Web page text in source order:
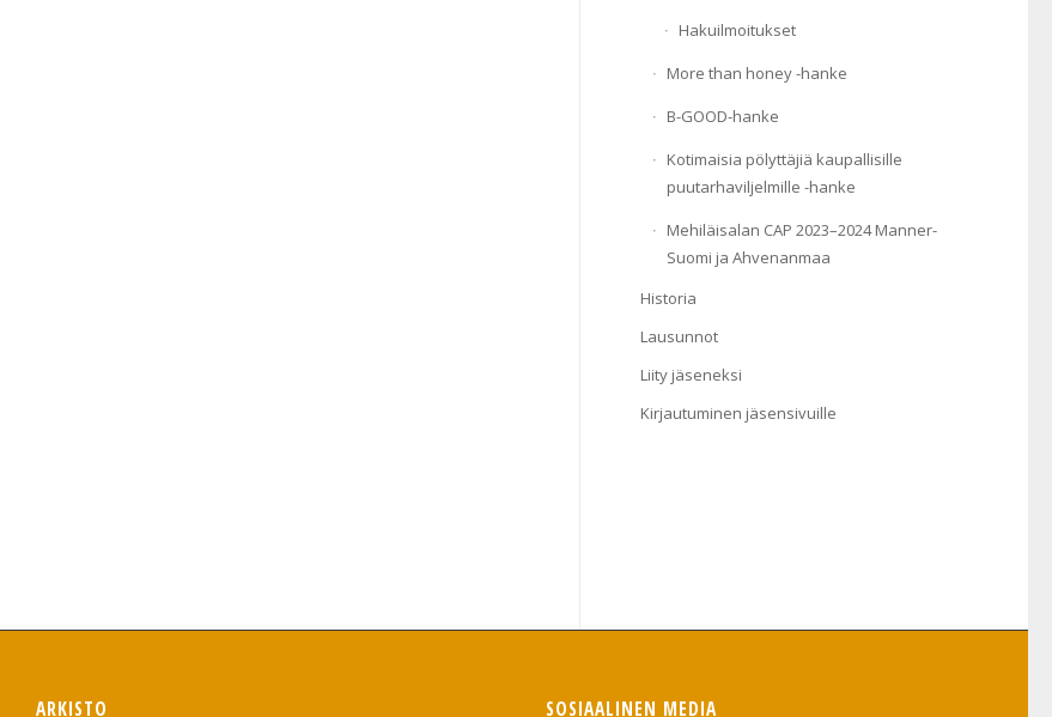
Hakuilmoitukset
More than honey -hanke
B-GOOD-hanke
Kotimaisia pölyttäjiä kaupallisille
puutarhaviljelmille -hanke
Mehiläisalan CAP 2023–2024 Manner-
Suomi ja Ahvenanmaa
Historia
Lausunnot
Liity jäseneksi
Kirjautuminen jäsensivuille
ARKISTO SOSIAALINEN MEDIA